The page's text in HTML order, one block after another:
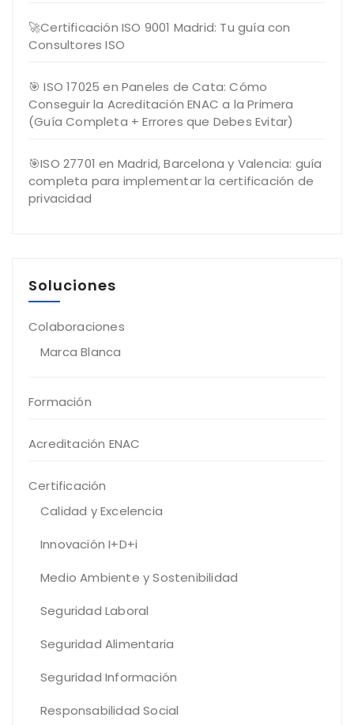
🚀Certificación ISO 9001 Madrid: Tu guía con
Consultores ISO
🎯 ISO 17025 en Paneles de Cata: Cómo
Conseguir la Acreditación ENAC a la Primera
(Guía Completa + Errores que Debes Evitar)
🎯ISO 27701 en Madrid, Barcelona y Valencia: guía
completa para implementar la certificación de
privacidad
Soluciones
Colaboraciones
Marca Blanca
Formación
Acreditación ENAC
Certificación
Calidad y Excelencia
Innovación I+D+i
Medio Ambiente y Sostenibilidad
Seguridad Laboral
Seguridad Alimentaria
Seguridad Información
Responsabilidad Social